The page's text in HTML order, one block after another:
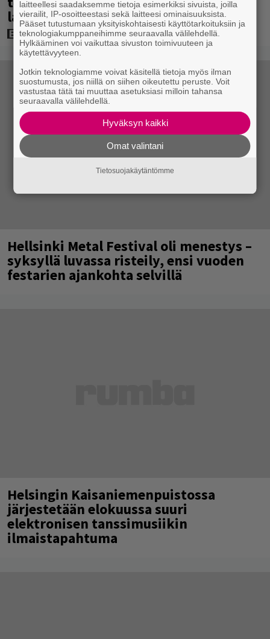
laskuvarjohyppy
Hellsinki Metal Festival oli menestys –
syksyllä luvassa risteily, ensi vuoden
festarien ajankohta selvillä
Helsingin Kaisaniemenpuistossa
järjestetään elokuussa suuri
elektronisen tanssimusiikin
ilmaistapahtuma
laitteellesi saadaksemme tietoja esimerkiksi sivuista, joilla
vierailit, IP-osoitteestasi sekä laitteesi ominaisuuksista.
Pääset tutustumaan yksityiskohtaisesti käyttötarkoituksiin ja
teknologiakumppaneihimme seuraavalla välilehdellä.
Hylkääminen voi vaikuttaa sivuston toimivuuteen ja
käytettävyyteen.
Jotkin teknologiamme voivat käsitellä tietoja myös ilman
suostumusta, jos niillä on siihen oikeutettu peruste. Voit
vastustaa tätä tai muuttaa asetuksiasi milloin tahansa
seuraavalla välilehdellä.
Hyväksyn kaikki
Omat valintani
Tietosuojakäytäntömme